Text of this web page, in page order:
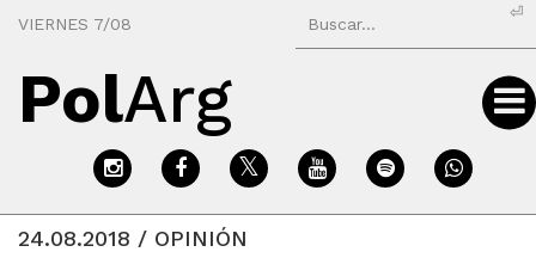
VIERNES 7/08
⏎
PolArg
24.08.2018 / OPINIÓN